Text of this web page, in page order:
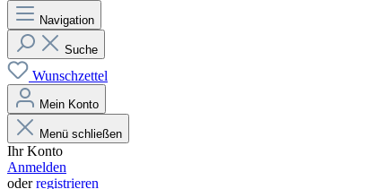
Navigation
Suche
Wunschzettel
Mein Konto
Menü schließen
Ihr Konto
Anmelden
oderregistrieren